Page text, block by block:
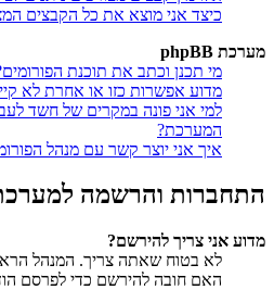
כיצד אני מוצא את כל הקבצים
מערכת phpBB
מי תכנן וכתב את תוכנת
מדוע אפשרות כזו או אחרת לא
למי אני פונה במקרים של חשד
המערכת?
איך אני יוצר קשר עם מנהל
התחברות והרשמה
מדוע אני צריך להירשם?
לא בטוח שאתה צריך. המנהל
האם חובה להירשם כדי לפרסם